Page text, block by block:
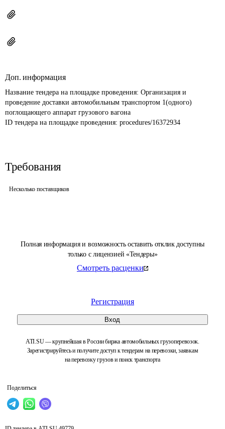
Полная информация и возможность оставить отклик доступны
только с лицензией «Тендеры»
Смотреть расценки
Регистрация
Вход
ATI.SU — крупнейшая в России биржа автомобильных грузоперевозок.
Зарегистрируйтесь и получите доступ к тендерам на перевозки, заявкам
на перевозку грузов и поиск транспорта
Поделиться
Доп. информация
Название тендера на площадке проведения: Организация и
проведение доставки автомобильным транспортом 1(одного)
поглощающего аппарат грузового вагона
ID тендера на площадке проведения: procedures/16372934
Требования
Несколько поставщиков